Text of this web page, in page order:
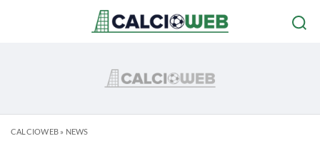
CALCIOWEB» NEWS